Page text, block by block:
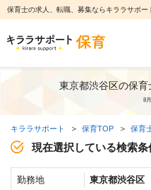
保育士の求人、転職、募集ならキララサポー
東京都渋谷区の保
8
キララサポート 保育TOP 保育
現在選択している検索条
勤務地 東京都渋谷区